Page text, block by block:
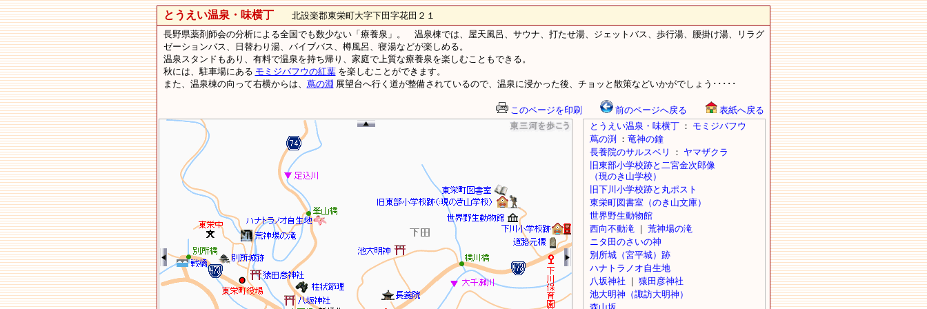
とうえい温泉・味横丁 北設楽郡東栄町大字下田字花田２１
長野県薬剤師会の分析による全国でも数少ない「療養泉」。 温泉棟では、屋天風呂、サウナ、打たせ湯、ジェットバス、歩行湯、腰掛け湯、リラグ
ゼーションバス、日替わり湯、バイブバス、樽風呂、寝湯などが楽しめる。
温泉スタンドもあり、有料で温泉を持ち帰り、家庭で上質な療養泉を楽しむこともできる。
秋には、駐車場にある モミジバフウの紅葉を楽しむことができます。
また、温泉棟の向って右横からは、 蔦の淵 展望台へ行く道が整備されているので、温泉に浸かった後、チョッと散策などいかがでしょう･････
このページを印刷 前のページへ戻る 表紙へ戻る